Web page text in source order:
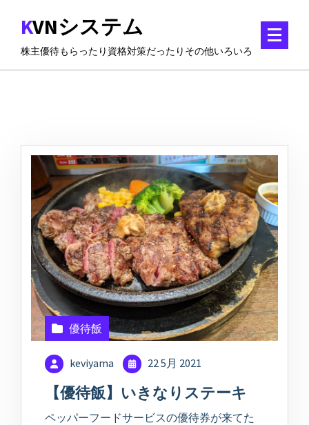
ツ
KVNシステム
株主優待もらったり資格対策だったりその他いろいろ
優待飯
keviyama 22 5月 2021
【優待飯】いきなりステーキ
ペッパーフードサービスの優待券が来てた